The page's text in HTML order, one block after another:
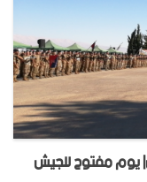
يوم مفتوح للجيش